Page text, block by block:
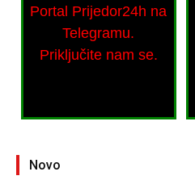
Portal Prijedor24h na
Telegramu.
Priključite nam se.
Novo